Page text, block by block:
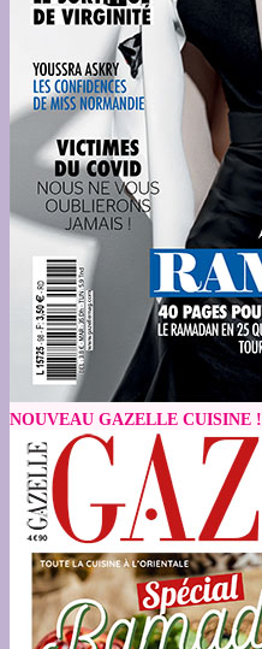
NOUVEAU GAZELLE CUISINE !